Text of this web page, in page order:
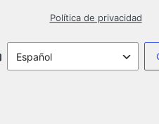
Política de privacidad
Idioma